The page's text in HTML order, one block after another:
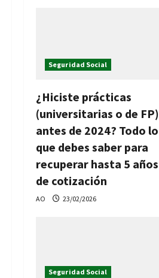
n
t
r
a
d
Seguridad Social
¿Hiciste prácticas
(universitarias o de FP)
antes de 2024? Todo lo
que debes saber para
recuperar hasta 5 años
de cotización
AO 23/02/2026
Seguridad Social